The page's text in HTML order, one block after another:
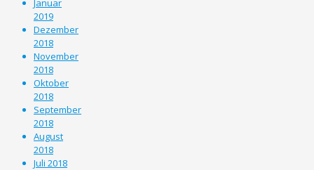
2019
Dezember
2018
November
2018
Oktober
2018
September
2018
August
2018
Juli 2018